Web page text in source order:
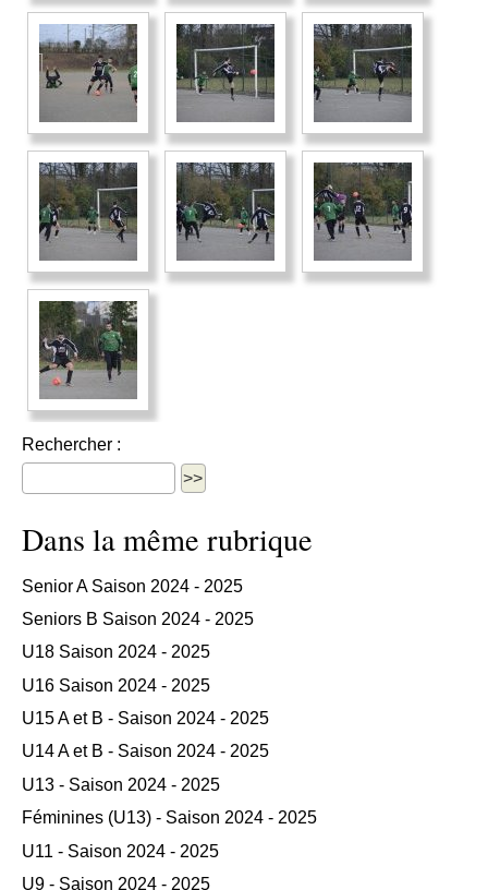
Rechercher :
Dans la même rubrique
Senior A Saison 2024 - 2025
Seniors B Saison 2024 - 2025
U18 Saison 2024 - 2025
U16 Saison 2024 - 2025
U15 A et B - Saison 2024 - 2025
U14 A et B - Saison 2024 - 2025
U13 - Saison 2024 - 2025
Féminines (U13) - Saison 2024 - 2025
U11 - Saison 2024 - 2025
U9 - Saison 2024 - 2025